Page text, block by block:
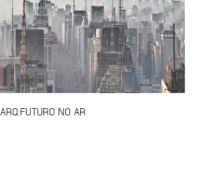
ARQ.FUTURO NO AR